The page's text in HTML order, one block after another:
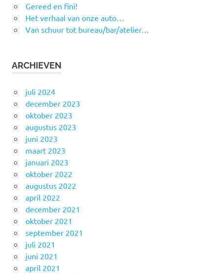
Gereed en fini!
Het verhaal van onze auto…
Van schuur tot bureau/bar/atelier…
ARCHIEVEN
juli 2024
december 2023
oktober 2023
augustus 2023
juni 2023
maart 2023
januari 2023
oktober 2022
augustus 2022
april 2022
december 2021
oktober 2021
september 2021
juli 2021
juni 2021
april 2021